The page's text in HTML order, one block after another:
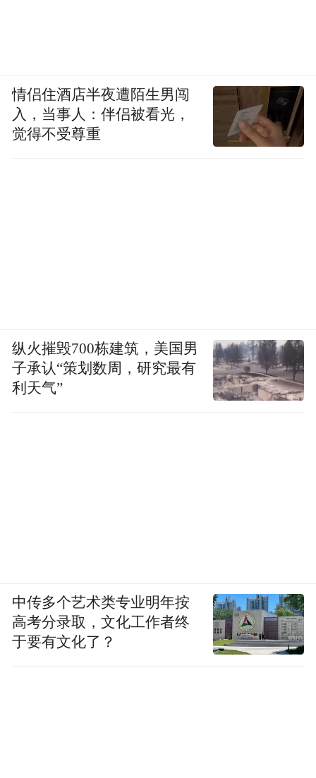
情侣住酒店半夜遭陌生男闯
入，当事人：伴侣被看光，
觉得不受尊重
纵火摧毁700栋建筑，美国男
子承认“策划数周，研究最有
利天气”
中传多个艺术类专业明年按
高考分录取，文化工作者终
于要有文化了？